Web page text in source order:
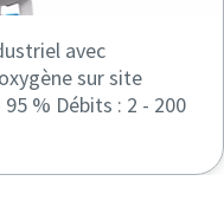
avec
sur site
% Débits : 2 - 200